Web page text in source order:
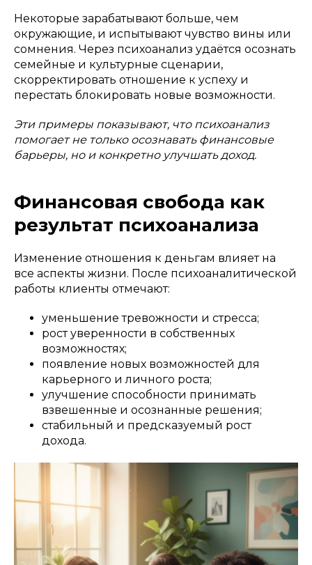
Некоторые зарабатывают больше, чем
окружающие, и испытывают чувство вины или
сомнения. Через психоанализ удаётся осознать
семейные и культурные сценарии,
скорректировать отношение к успеху и
перестать блокировать новые возможности.
Эти примеры показывают, что психоанализ
помогает не только осознавать финансовые
барьеры, но и конкретно улучшать доход.
Финансовая свобода как
результат психоанализа
Изменение отношения к деньгам влияет на
все аспекты жизни. После психоаналитической
работы клиенты отмечают:
уменьшение тревожности и стресса;
рост уверенности в собственных
возможностях;
появление новых возможностей для
карьерного и личного роста;
улучшение способности принимать
взвешенные и осознанные решения;
стабильный и предсказуемый рост
дохода.